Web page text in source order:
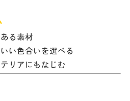
る素材
い色合いを選べる
リアにもなじむ